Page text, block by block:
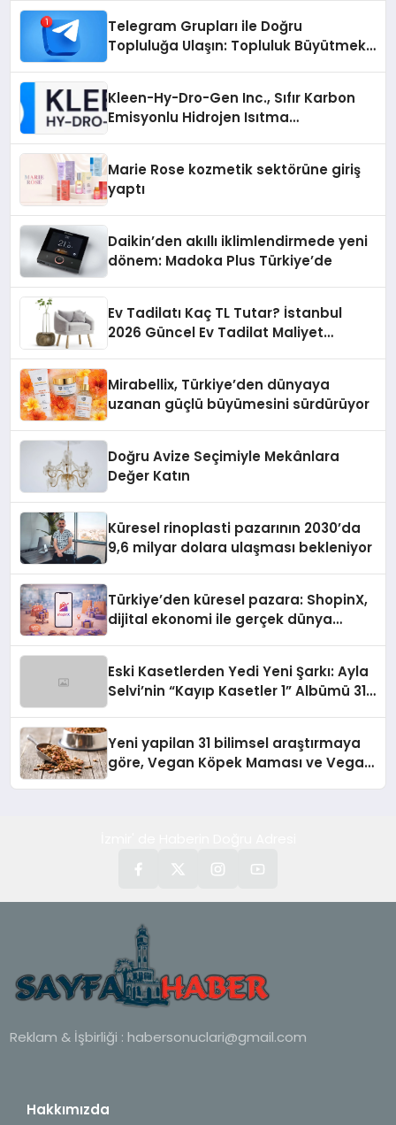
Telegram Grupları ile Doğru
Topluluğa Ulaşın: Topluluk Büyütmek
Kleen-Hy-Dro-Gen Inc., Sıfır Karbon
Emisyonlu Hidrojen Isıtma
Marie Rose kozmetik sektörüne giriş
yaptı
Daikin’den akıllı iklimlendirmede yeni
dönem: Madoka Plus Türkiye’de
Ev Tadilatı Kaç TL Tutar? İstanbul
2026 Güncel Ev Tadilat Maliyet
Mirabellix, Türkiye’den dünyaya
uzanan güçlü büyümesini sürdürüyor
Doğru Avize Seçimiyle Mekânlara
Değer Katın
Küresel rinoplasti pazarının 2030’da
9,6 milyar dolara ulaşması bekleniyor
Türkiye’den küresel pazara: ShopinX,
dijital ekonomi ile gerçek dünya
Eski Kasetlerden Yedi Yeni Şarkı: Ayla
Selvi’nin “Kayıp Kasetler 1” Albümü 31
Yeni yapilan 31 bilimsel araştırmaya
göre, Vegan Köpek Maması ve Vegan
Reklam & İşbirliği : habersonuclari@gmail.com
Hakkımızda